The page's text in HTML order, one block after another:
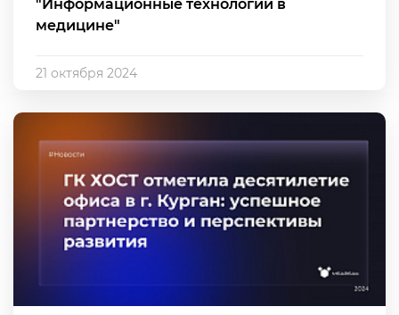
"Информационные технологии в
медицине"
21 октября 2024